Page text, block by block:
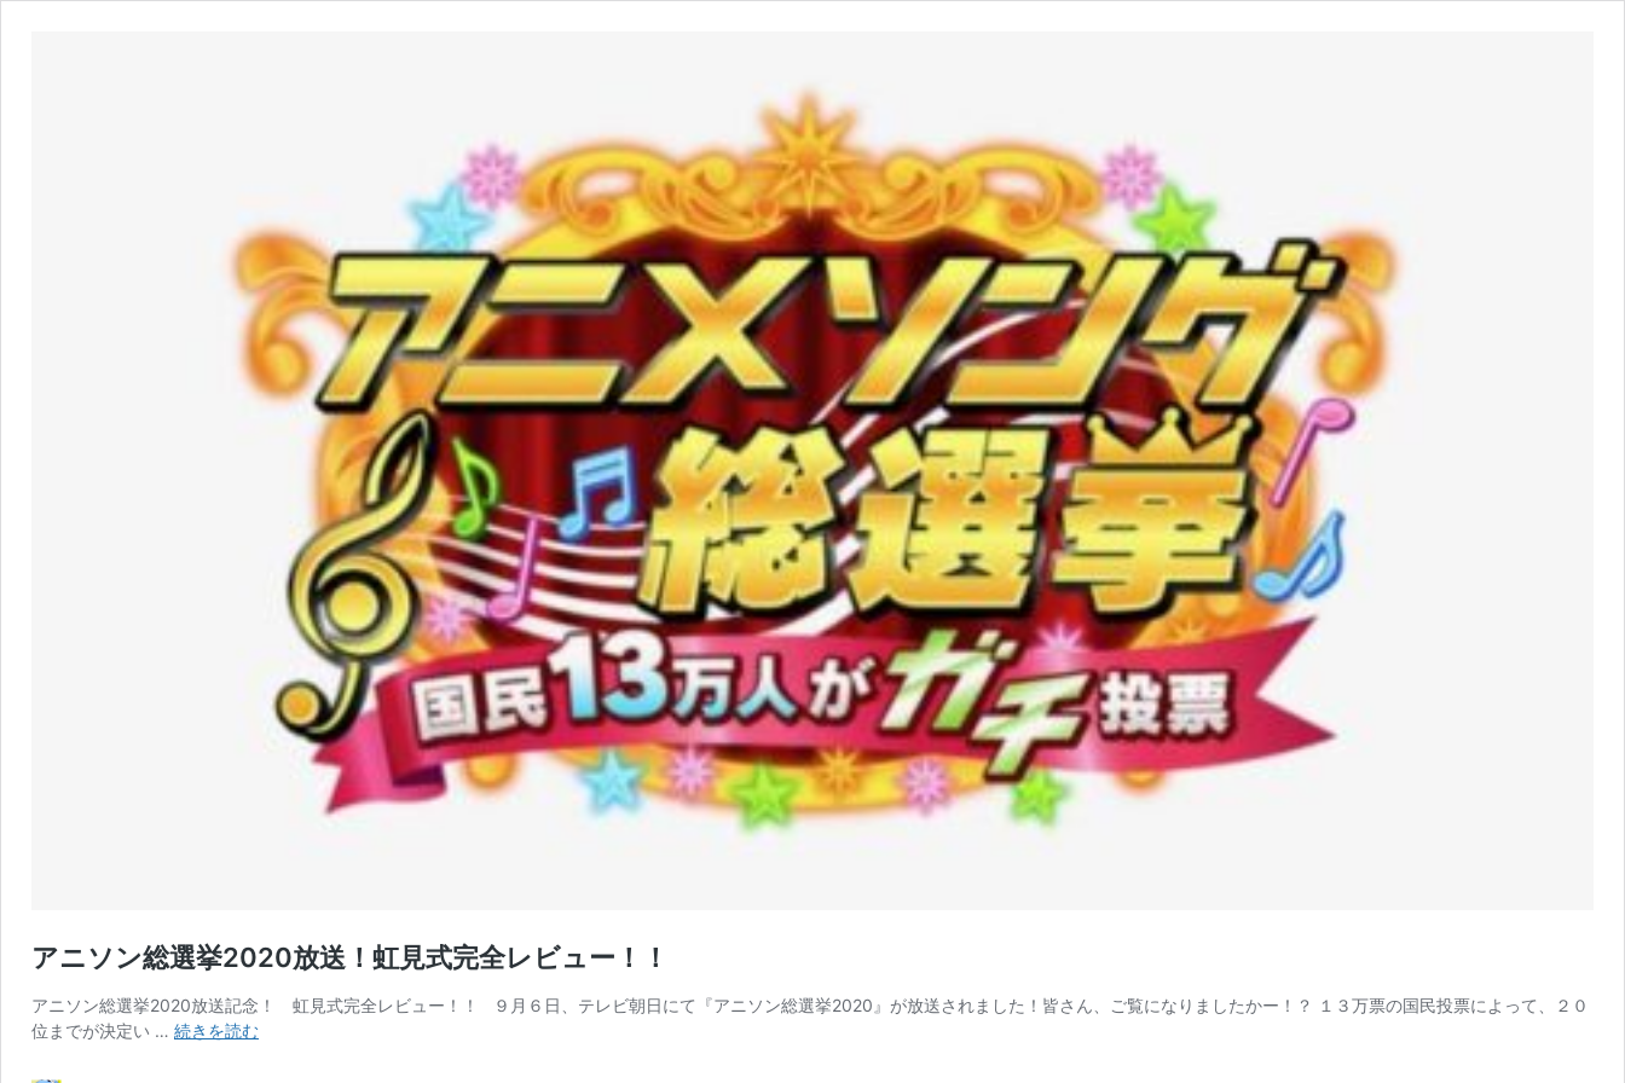
アニソン総選挙2020放送！虹見式完全レビュー！！
アニソン総選挙2020放送記念！ 虹見式完全レビュー！！ ９月６日、テレビ朝日にて『アニソン総選挙2020』が放送されました！皆さん、ご覧になりましたかー！？ １３万票の国民投票によって、２０
位までが決定い … 続きを読むア